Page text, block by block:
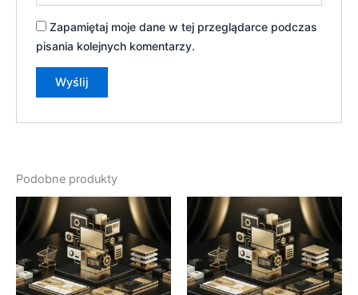
Zapamiętaj moje dane w tej przeglądarce podczas
pisania kolejnych komentarzy.
Podobne produkty